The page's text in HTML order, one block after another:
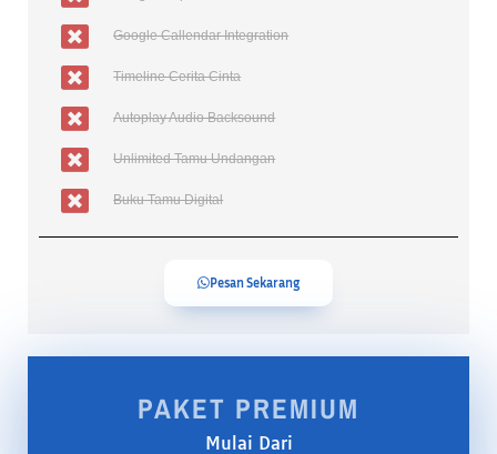
Google Callendar Integration
Timeline Cerita Cinta
Autoplay Audio Backsound
Unlimited Tamu Undangan
Buku Tamu Digital
Pesan Sekarang
PAKET PREMIUM
Mulai Dari